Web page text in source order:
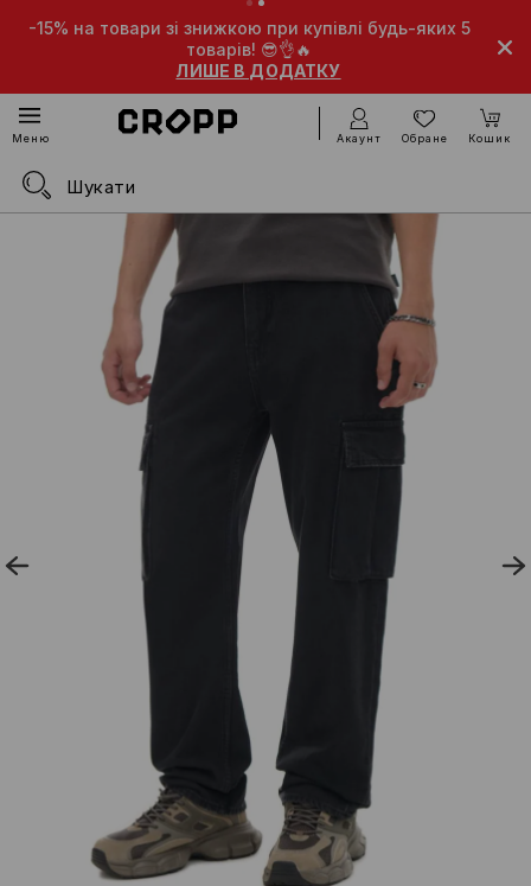
-15% на товари зі знижкою при купівлі будь-яких 5
товарів! 😎👌🔥
ЛИШЕ В ДОДАТКУ
Меню Акаунт Обране Кошик